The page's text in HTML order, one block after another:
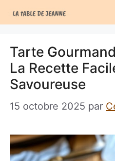
au
Tarte
La Recette
Savoureuse
15 octobre 2025 par